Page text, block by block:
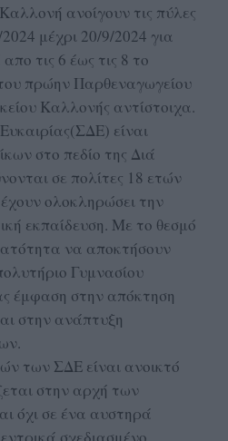
ανοίγουν τις πύλες
μέχρι 20/9/2024 για
τις 6 έως τις 8 το
πρώην Παρθεναγωγείου
Καλλονής αντίστοιχα.
είναι
στο πεδίο της Διά
σε πολίτες 18 ετών
ολοκληρώσει την
εκπαίδευση. Με το θεσμό
να αποκτήσουν
Γυμνασίου
έμφαση στην απόκτηση
στην ανάπτυξη
των ΣΔΕ είναι ανοικτό
στην αρχή των
όχι σε ένα αυστηρά
σχεδιασμένο